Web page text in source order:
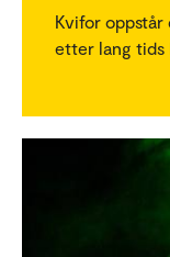
Kvifor
etter lang tids